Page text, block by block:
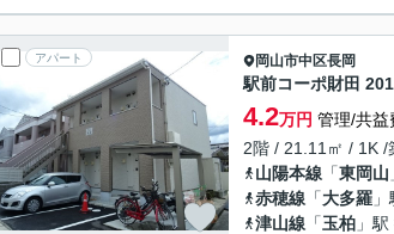
アパート 岡山市中区長岡
駅前コーポ財田 201
4.2万円 管理/共益
2階 / 21.11㎡ / 1K /
山陽本線 「東岡山
赤穂線 「大多羅
津山線 「玉柏 」